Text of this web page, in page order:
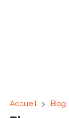
Accueil Blog